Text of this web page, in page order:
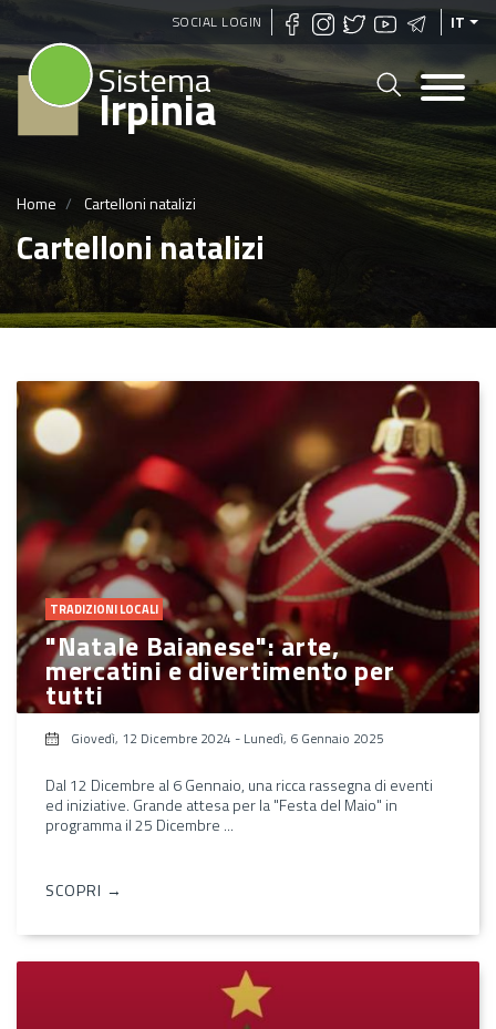
Salta
al
contenuto
principale
SOCIAL LOGIN IT
Sistema
Irpinia
Home Cartelloni natalizi
Cartelloni natalizi
TRADIZIONI LOCALI
"Natale Baianese": arte,
mercatini e divertimento per
tutti
Giovedì, 12 Dicembre 2024 - Lunedì, 6 Gennaio 2025
Dal 12 Dicembre al 6 Gennaio, una ricca rassegna di eventi
ed iniziative. Grande attesa per la "Festa del Maio" in
programma il 25 Dicembre ...
SCOPRI →